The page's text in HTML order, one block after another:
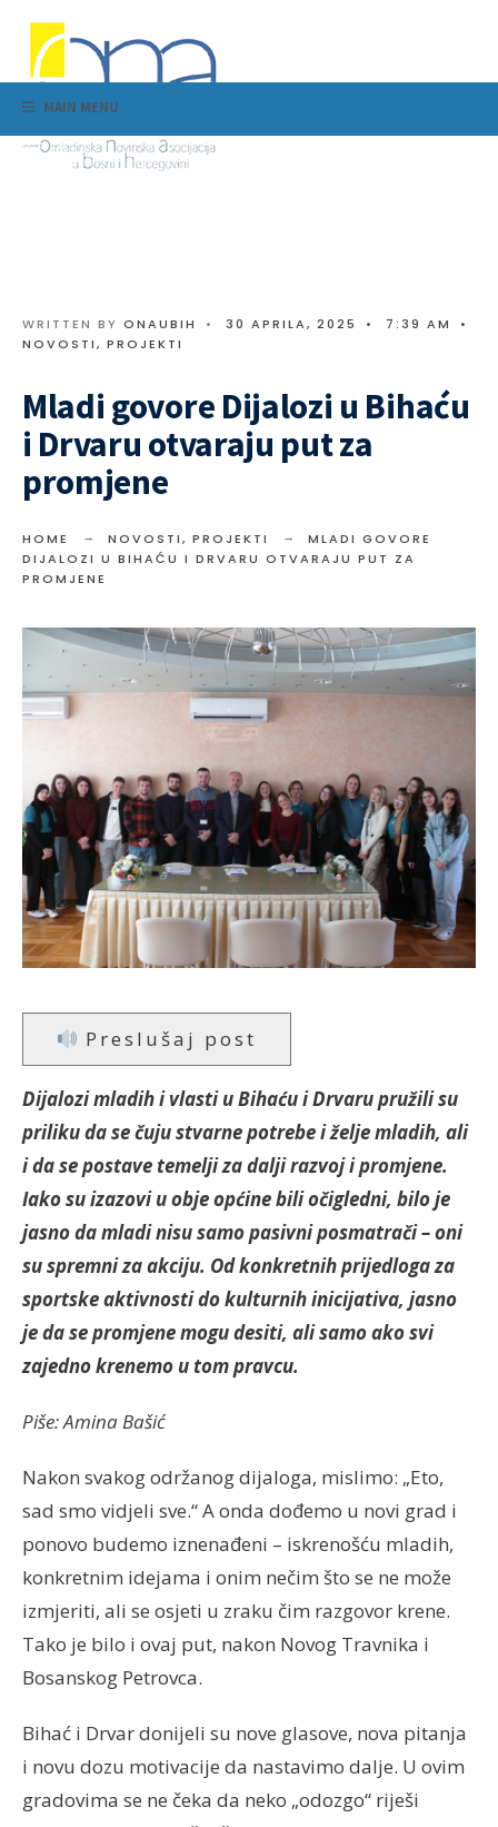
MAIN MENU
WRITTEN BY ONAUBIH • 30 APRILA, 2025 • 7:39 AM
•
NOVOSTI, PROJEKTI
Mladi govore Dijalozi u Bihaću
i Drvaru otvaraju put za
promjene
HOME NOVOSTI, PROJEKTI
MLADI GOVORE
DIJALOZI U BIHAĆU I DRVARU OTVARAJU PUT ZA
PROMJENE
Preslušaj post
Dijalozi mladih i vlasti u Bihaću i Drvaru pružili su
priliku da se čuju stvarne potrebe i želje mladih, ali
i da se postave temelji za dalji razvoj i promjene.
Iako su izazovi u obje općine bili očigledni, bilo je
jasno da mladi nisu samo pasivni posmatrači – oni
su spremni za akciju. Od konkretnih prijedloga za
sportske aktivnosti do kulturnih inicijativa, jasno
je da se promjene mogu desiti, ali samo ako svi
zajedno krenemo u tom pravcu.
Piše: Amina Bašić
Nakon svakog održanog dijaloga, mislimo: „Eto,
sad smo vidjeli sve.“ A onda dođemo u novi grad i
ponovo budemo iznenađeni – iskrenošću mladih,
konkretnim idejama i onim nečim što se ne može
izmjeriti, ali se osjeti u zraku čim razgovor krene.
Tako je bilo i ovaj put, nakon Novog Travnika i
Bosanskog Petrovca.
Bihać i Drvar donijeli su nove glasove, nova pitanja
i novu dozu motivacije da nastavimo dalje. U ovim
gradovima se ne čeka da neko „odozgo“ riješi